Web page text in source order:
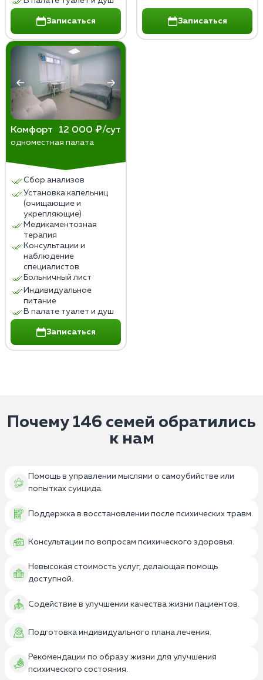
Записаться Записаться
Комфорт 12 000 ₽/сут
одноместная палата
Сбор анализов
Установка капельниц
(очищающие и
укрепляющие)
Медикаментозная
терапия
Консультации и
наблюдение
специалистов
Больничный лист
Индивидуальное
питание
В палате туалет и душ
Записаться
Почему 146 семей обратились
к нам
Помощь в управлении мыслями о самоубийстве или
попытках суицида.
Поддержка в восстановлении после психических травм.
Консультации по вопросам психического здоровья.
Невысокая стоимость услуг, делающая помощь
доступной.
Содействие в улучшении качества жизни пациентов.
Подготовка индивидуального плана лечения.
Рекомендации по образу жизни для улучшения
психического состояния.